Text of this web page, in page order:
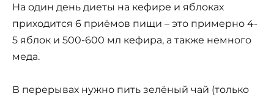
На один день диеты на кефире и яблоках
приходится 6 приёмов пищи – это примерно 4-
5 яблок и 500-600 мл кефира, а также немного
меда.
В перерывах нужно пить зелёный чай (только